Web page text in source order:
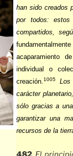
han sido creados
por todos: estos
compartidos,
acaparamiento
individual o
creación.1005
Los
carácter
sólo gracias a
garantizar una
recursos de la